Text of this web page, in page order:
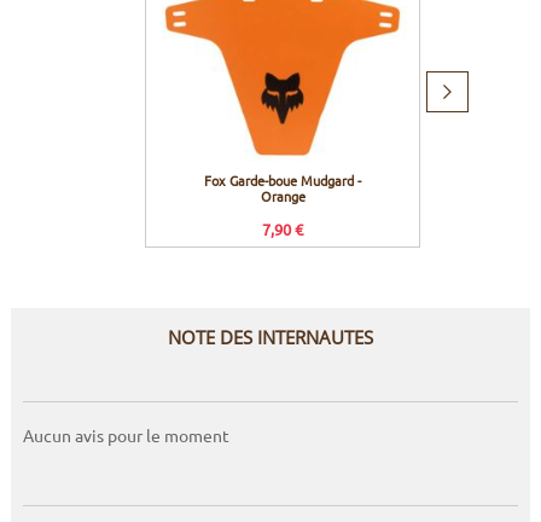
Fox Garde-boue Mudgard -
Orange
7,90 €
Produit
NOTE DES INTERNAUTES
Aucun avis pour le moment